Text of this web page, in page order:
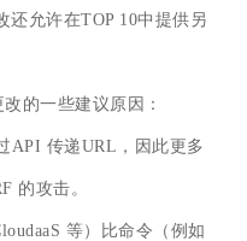
还允许在TOP 10中提供另
的一些建议原因：
API 传递URL，因此更多
的攻击。
等）比命令（例如